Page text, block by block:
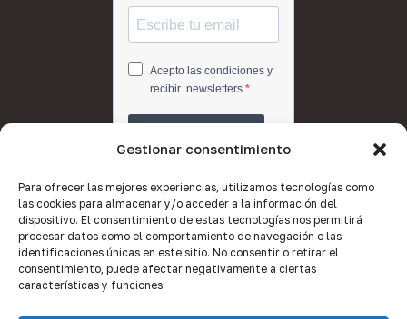
Gestionar consentimiento
Para ofrecer las mejores experiencias, utilizamos tecnologías como
las cookies para almacenar y/o acceder a la información del
dispositivo. El consentimiento de estas tecnologías nos permitirá
procesar datos como el comportamiento de navegación o las
identificaciones únicas en este sitio. No consentir o retirar el
consentimiento, puede afectar negativamente a ciertas
características y funciones.